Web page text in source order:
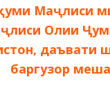
запись:
Маҷлиси
Олии
даъвати
баргузор